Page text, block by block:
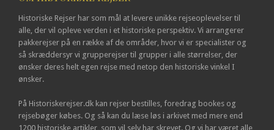
Historiske Rejser har som mål at levere unikke rejseoplevelser til
alle, der vil opleve verden i et historiske perspektiv. Vi arrangerer
pakkerejser på en række af de områder, hvor vi er specialister og
så skræddersyr vi grupperejser til grupper i alle størrelser, der
ønsker deres helt egen rejse med netop den historiske vinkel I
ønsker.
På Historiskerejser.dk kan rejser bestilles, foredrag bookes og
rejsebøger købes. Og så kan du læse løs i arkivet med mere end
1200 historiske artikler, som vil selv har skrevet. Og vi har været alle